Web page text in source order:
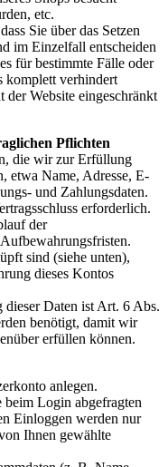
etc.
Sie über das Setzen
im Einzelfall entscheiden
für bestimmte Fälle oder
komplett verhindert
Website eingeschränkt
Pflichten
die wir zur Erfüllung
etwa Name, Adresse, E-
und Zahlungsdaten.
erforderlich.
der
sind (siehe unten),
dieses Kontos
Daten ist Art. 6 Abs.
benötigt, damit wir
erfüllen können.
anlegen.
beim Login abgefragten
Einloggen werden nur
Ihnen gewählte